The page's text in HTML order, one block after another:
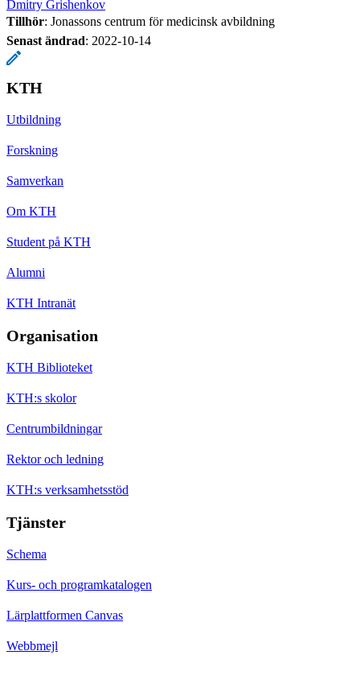
Dmitry Grishenkov
Tillhör: Jonassons centrum för medicinsk avbildning
Senast ändrad: 2022-10-14
KTH
Utbildning
Forskning
Samverkan
Om KTH
Student på KTH
Alumni
KTH Intranät
Organisation
KTH Biblioteket
KTH:s skolor
Centrumbildningar
Rektor och ledning
KTH:s verksamhetsstöd
Tjänster
Schema
Kurs- och programkatalogen
Lärplattformen Canvas
Webbmejl